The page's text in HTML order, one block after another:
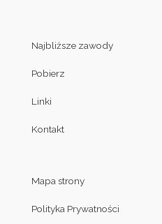
Najbliższe zawody
Pobierz
Linki
Kontakt
Mapa strony
Polityka Prywatności